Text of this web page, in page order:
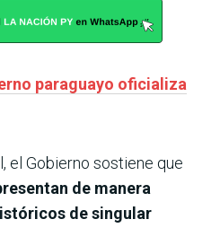
paraguayo oficializa
el Gobierno sostiene que
de manera
de singular